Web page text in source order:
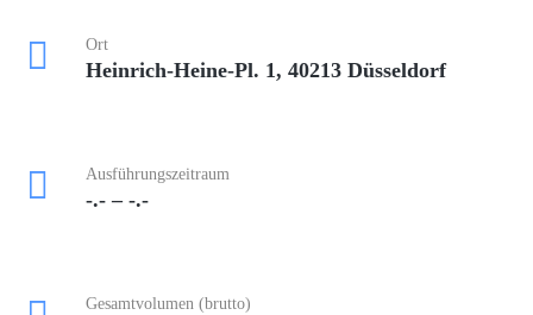
Ort
Heinrich-Heine-Pl. 1, 40213 Düsseldorf
Ausführungszeitraum
-.- – -.-
Gesamtvolumen (brutto)